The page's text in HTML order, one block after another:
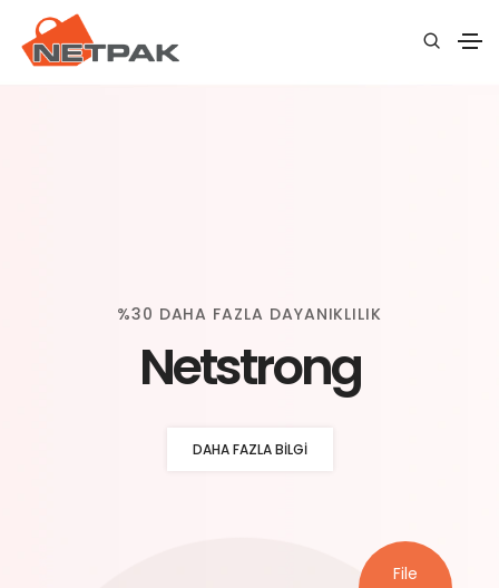
%30 DAHA FAZLA DAYANIKLILIK
Netstrong
DAHA FAZLA BILGI
File